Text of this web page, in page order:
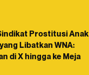
Prostitusi Anak
Libatkan WNA:
di X hingga ke Meja